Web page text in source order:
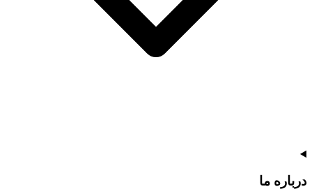
درباره ما